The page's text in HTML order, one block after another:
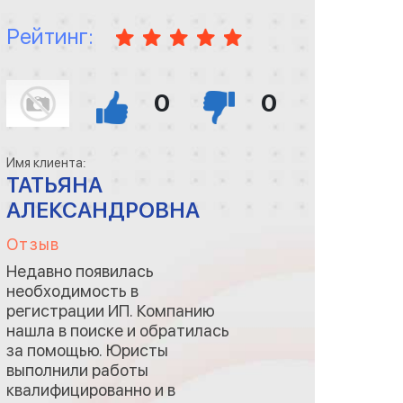
Рейтинг:
0 0
Имя клиента:
ТАТЬЯНА
АЛЕКСАНДРОВНА
Отзыв
Недавно появилась
необходимость в
регистрации ИП. Компанию
нашла в поиске и обратилась
за помощью. Юристы
выполнили работы
квалифицированно и в